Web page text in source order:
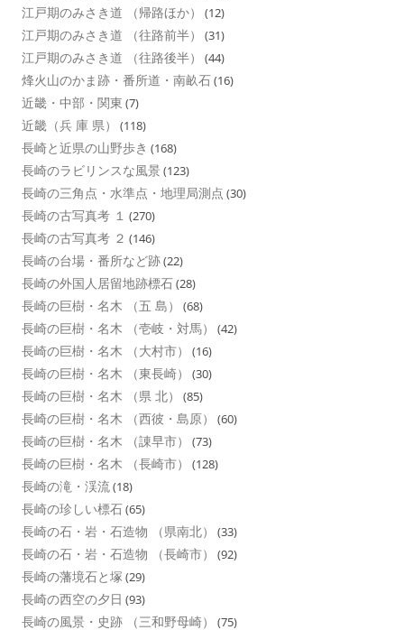
江戸期のみさき道 （帰路ほか） (12)
江戸期のみさき道 （往路前半） (31)
江戸期のみさき道 （往路後半） (44)
烽火山のかま跡・番所道・南畝石(16)
近畿・中部・関東 (7)
近畿（兵 庫 県） (118)
長崎と近県の山野歩き (168)
長崎のラビリンスな風景 (123)
長崎の三角点・水準点・地理局測点 (30)
長崎の古写真考 １ (270)
長崎の古写真考 ２ (146)
長崎の台場・番所など跡(22)
長崎の外国人居留地跡標石(28)
長崎の巨樹・名木 （五 島） (68)
長崎の巨樹・名木 （壱岐・対馬） (42)
長崎の巨樹・名木 （大村市） (16)
長崎の巨樹・名木 （東長崎） (30)
長崎の巨樹・名木 （県 北） (85)
長崎の巨樹・名木 （西彼・島原） (60)
長崎の巨樹・名木 （諌早市） (73)
長崎の巨樹・名木 （長崎市） (128)
長崎の滝・渓流(18)
長崎の珍しい標石(65)
長崎の石・岩・石造物 （県南北） (33)
長崎の石・岩・石造物 （長崎市） (92)
長崎の藩境石と塚 (29)
長崎の西空の夕日 (93)
長崎の風景・史跡 （三和野母崎） (75)